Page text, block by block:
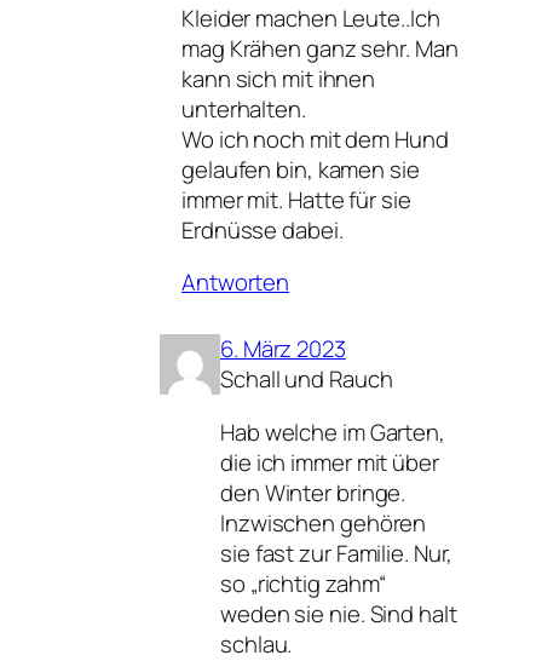
Kleider machen Leute..Ich
mag Krähen ganz sehr. Man
kann sich mit ihnen
unterhalten.
Wo ich noch mit dem Hund
gelaufen bin, kamen sie
immer mit. Hatte für sie
Erdnüsse dabei.
Antworten
6. März 2023
Schall und Rauch
Hab welche im Garten,
die ich immer mit über
den Winter bringe.
Inzwischen gehören
sie fast zur Familie. Nur,
so „richtig zahm“
weden sie nie. Sind halt
schlau.